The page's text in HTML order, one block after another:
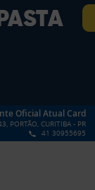
Oficial Atual Card
PORTÃO, CURITIBA - PR
41 30955695